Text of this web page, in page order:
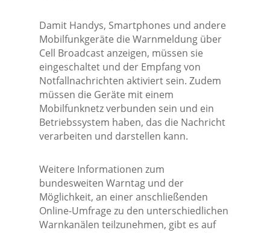
Damit Handys, Smartphones und andere
Mobilfunkgeräte die Warnmeldung über
Cell Broadcast anzeigen, müssen sie
eingeschaltet und der Empfang von
Notfallnachrichten aktiviert sein. Zudem
müssen die Geräte mit einem
Mobilfunknetz verbunden sein und ein
Betriebssystem haben, das die Nachricht
verarbeiten und darstellen kann.
Weitere Informationen zum
bundesweiten Warntag und der
Möglichkeit, an einer anschließenden
Online-Umfrage zu den unterschiedlichen
Warnkanälen teilzunehmen, gibt es auf